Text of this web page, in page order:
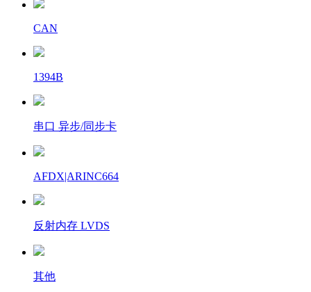
CAN
1394B
串口 异步/同步卡
AFDX|ARINC664
反射内存 LVDS
其他